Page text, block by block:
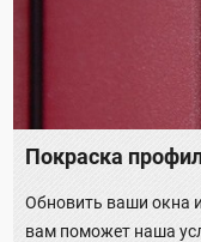
Покраска
Обновить ваши окна
вам поможет наша